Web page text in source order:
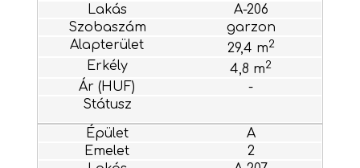
A-206
garzon
29,4 m2
4,8 m2
-
A
2